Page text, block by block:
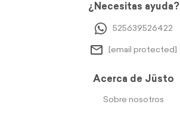
¿Necesitas ayuda?
525639526422
[email protected]
Acerca de Jüsto
Sobre nosotros